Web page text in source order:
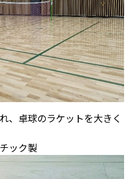
、卓球のラケットを大きく
ック製